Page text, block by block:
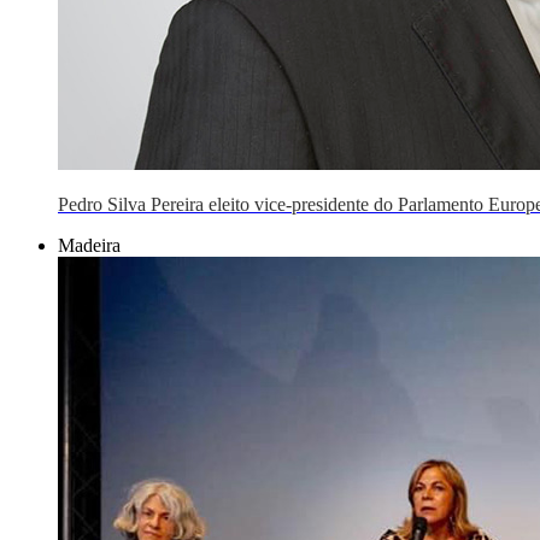
Pedro Silva Pereira eleito vice-presidente do Parlamento
Madeira